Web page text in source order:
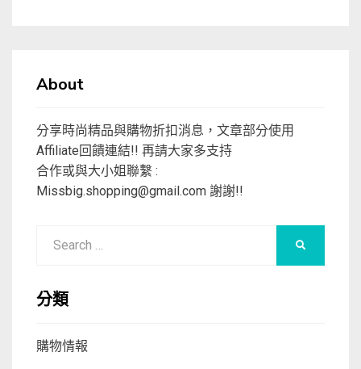
About
分享時尚精品與購物折扣消息，文章部分使用
Affiliate回饋連結!! 再請大家多支持
合作或與大小姐聯繫 :
Missbig.shopping@gmail.com 謝謝!!
分類
購物情報